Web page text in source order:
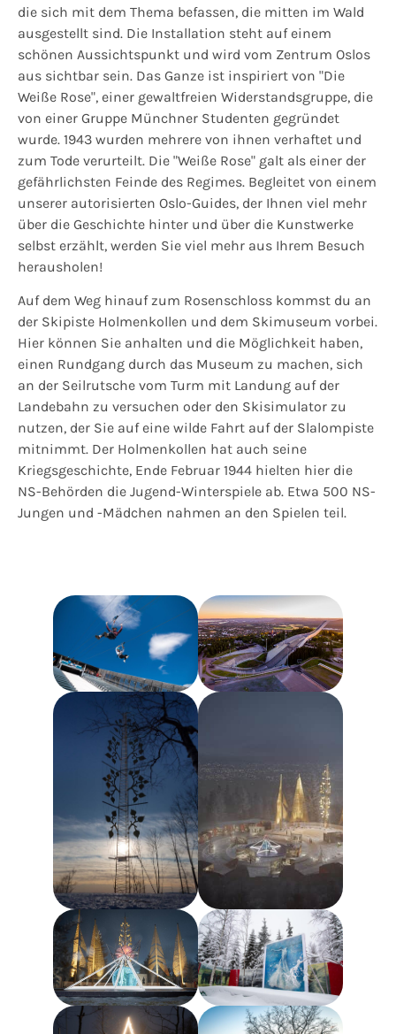
die sich mit dem Thema befassen, die mitten im Wald
ausgestellt sind. Die Installation steht auf einem
schönen Aussichtspunkt und wird vom Zentrum Oslos
aus sichtbar sein. Das Ganze ist inspiriert von "Die
Weiße Rose", einer gewaltfreien Widerstandsgruppe, die
von einer Gruppe Münchner Studenten gegründet
wurde. 1943 wurden mehrere von ihnen verhaftet und
zum Tode verurteilt. Die "Weiße Rose" galt als einer der
gefährlichsten Feinde des Regimes. Begleitet von einem
unserer autorisierten Oslo-Guides, der Ihnen viel mehr
über die Geschichte hinter und über die Kunstwerke
selbst erzählt, werden Sie viel mehr aus Ihrem Besuch
herausholen!
Auf dem Weg hinauf zum Rosenschloss kommst du an
der Skipiste Holmenkollen und dem Skimuseum vorbei.
Hier können Sie anhalten und die Möglichkeit haben,
einen Rundgang durch das Museum zu machen, sich
an der Seilrutsche vom Turm mit Landung auf der
Landebahn zu versuchen oder den Skisimulator zu
nutzen, der Sie auf eine wilde Fahrt auf der Slalompiste
mitnimmt. Der Holmenkollen hat auch seine
Kriegsgeschichte, Ende Februar 1944 hielten hier die
NS-Behörden die Jugend-Winterspiele ab. Etwa 500 NS-
Jungen und -Mädchen nahmen an den Spielen teil.